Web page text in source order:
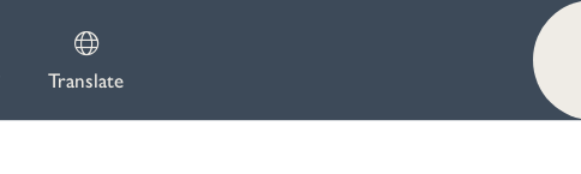
Translate